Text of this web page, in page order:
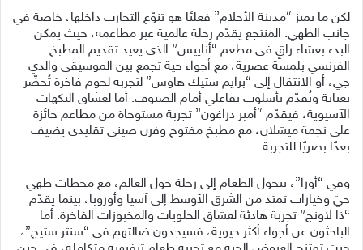
لكن ما يميز “مدينة الأحلام” فعليًا هو تنوّع التجارب داخلها، خاصة في
جانب الطهي. المنتجع يقدّم رحلة عالمية عبر مطاعمه، حيث يمكن
البدء بعشاء راقٍ في مطعم “أناييس” الذي يعيد تقديم المطبخ
الفرنسي بلمسة عصرية، مع أجواء حية تجمع بين الموسيقى والدي
جي، أو الانتقال إلى “برايم ستيك هاوس” لتجربة لحوم فاخرة تُحضّر
بعناية وتُقدّم بأسلوب تفاعلي أمام الضيوف. أما لعشاق النكهات
الآسيوية، فيقدّم “أمبر دراغون” تجربة مستوحاة من مطاعم حائزة
على نجمة ميشلان، مع مطبخ مفتوح وفرن صيني تقليدي يضيف
بعدًا بصريًا للتجربة.
وفي “أورا”، يتحول الطعام إلى رحلة حول العالم، مع محطات طهي
حيّ وخيارات تمتد من الشرق الأوسط إلى آسيا وأوروبا، بينما يقدّم
“ذا لاونج” تجربة هادئة لعشاق الحلويات والمخبوزات الفاخرة. أما
الباحثون عن أجواء أكثر حيوية، فسيجدون ضالتهم في “سنتر ستيج”،